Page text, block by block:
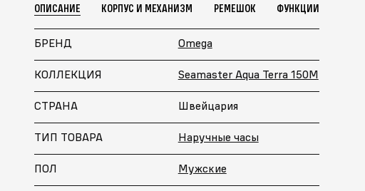
ОПИСАНИЕ КОРПУС И МЕХАНИЗМ РЕМЕШОК ФУНКЦИИ
БРЕНД Omega
КОЛЛЕКЦИЯ Seamaster Aqua Terra 150M
СТРАНА Швейцария
ТИП ТОВАРА Наручные часы
ПОЛ Мужские